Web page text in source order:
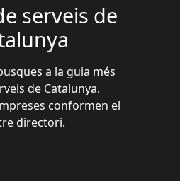
serveis de
a la guia més
de Catalunya.
conformen el
directori.